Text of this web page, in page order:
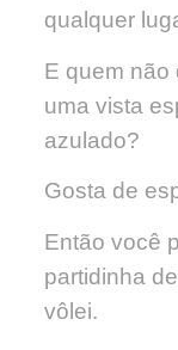
qualquer
E quem não
uma vista
azulado?
Gosta de
Então você
partidinha
vôlei.